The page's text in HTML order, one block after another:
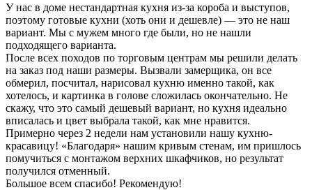
У нас в доме нестандартная кухня из-за короба и выступов,
поэтому готовые кухни (хоть они и дешевле) — это не наш
вариант. Мы с мужем много где были, но не нашли
подходящего варианта.
После всех походов по торговым центрам мы решили делать
на заказ под наши размеры. Вызвали замерщика, он все
обмерил, посчитал, нарисовал кухню именно такой, как
хотелось, и картинка в голове сложилась окончательно. Не
скажу, что это самый дешевый вариант, но кухня идеально
вписалась и цвет выбрала такой, как мне нравится.
Примерно через 2 недели нам установили нашу кухню-
красавицу! «Благодаря» нашим кривым стенам, им пришлось
помучиться с монтажом верхних шкафчиков, но результат
получился отменный.
Большое всем спасибо! Рекомендую!